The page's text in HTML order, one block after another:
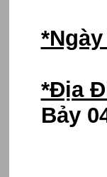
*Địa
Bảy
15